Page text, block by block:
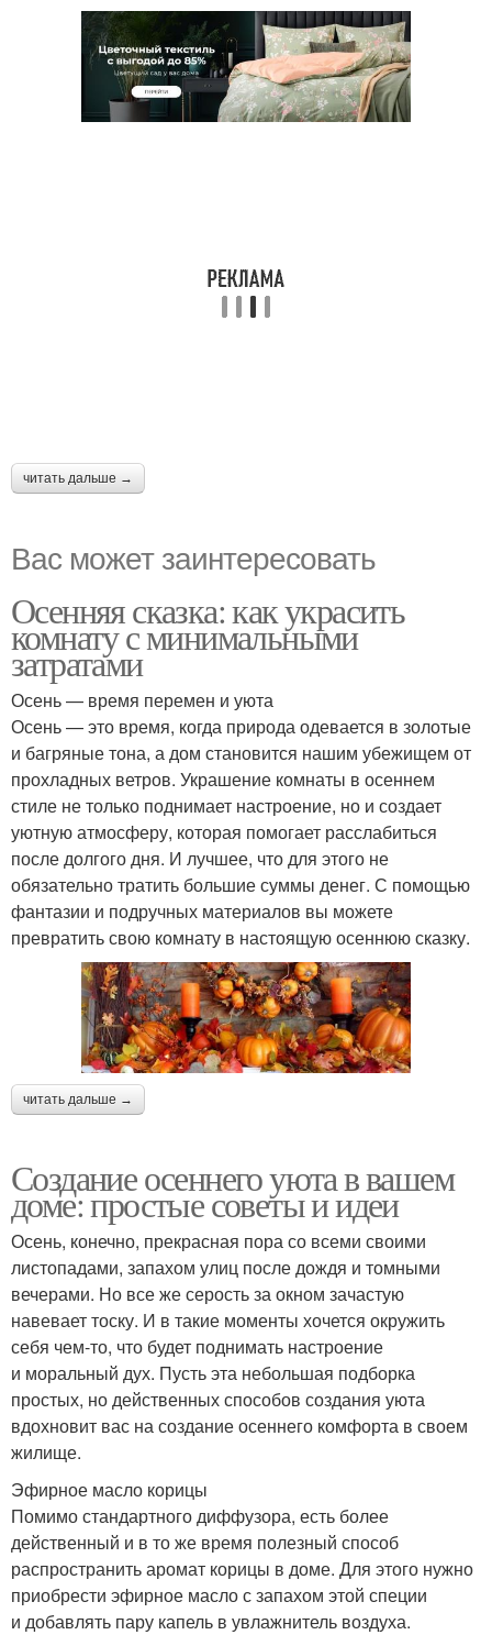
читать дальше →
Вас может заинтересовать
Осенняя сказка: как украсить
комнату с минимальными
затратами
Осень — время перемен и уюта
Осень — это время, когда природа одевается в золотые
и багряные тона, а дом становится нашим убежищем от
прохладных ветров. Украшение комнаты в осеннем
стиле не только поднимает настроение, но и создает
уютную атмосферу, которая помогает расслабиться
после долгого дня. И лучшее, что для этого не
обязательно тратить большие суммы денег. С помощью
фантазии и подручных материалов вы можете
превратить свою комнату в настоящую осеннюю сказку.
читать дальше →
Создание осеннего уюта в вашем
доме: простые советы и идеи
Осень, конечно, прекрасная пора со всеми своими
листопадами, запахом улиц после дождя и томными
вечерами. Но все же серость за окном зачастую
навевает тоску. И в такие моменты хочется окружить
себя чем-то, что будет поднимать настроение
и моральный дух. Пусть эта небольшая подборка
простых, но действенных способов создания уюта
вдохновит вас на создание осеннего комфорта в своем
жилище.
Эфирное масло корицы
Помимо стандартного диффузора, есть более
действенный и в то же время полезный способ
распространить аромат корицы в доме. Для этого нужно
приобрести эфирное масло с запахом этой специи
и добавлять пару капель в увлажнитель воздуха.